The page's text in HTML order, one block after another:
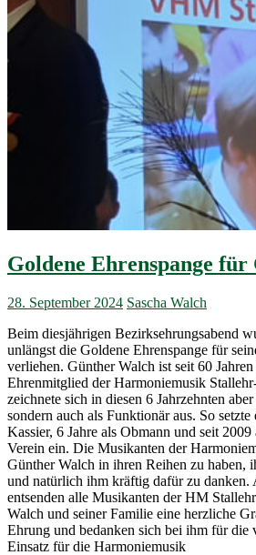
Goldene Ehrenspange
28. September 2024 Sascha Walch
Beim diesjährigen Bezirksehrungsabend
unlängst die Goldene Ehrenspange für
verliehen. Günther Walch ist seit 60
Ehrenmitglied der Harmoniemusik
zeichnete sich in diesen 6 Jahrzehnten
sondern auch als Funktionär aus. So setzte
Kassier, 6 Jahre als Obmann und seit
Verein ein. Die Musikanten der
Günther Walch in ihren Reihen zu haben,
und natürlich ihm kräftig dafür zu danken.
entsenden alle Musikanten der HM
Walch und seiner Familie eine herzliche
Ehrung und bedanken sich bei ihm für die
Einsatz für die Harmoniemusik